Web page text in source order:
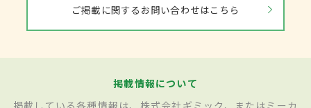
ご掲載に関するお問い合わせはこちら
掲載情報について